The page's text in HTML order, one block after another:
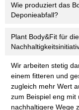
Wie produziert das
Deponieabfall?
Plant Body&Fit für
Wir arbeiten stetig
einem fitteren und
zugleich mehr Wert
zum Beispiel eng
nachhaltigere Wege